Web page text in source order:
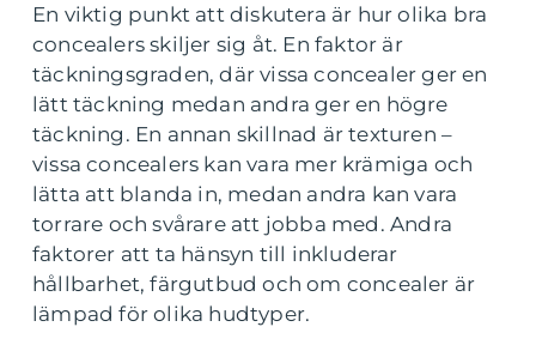
En viktig punkt att diskutera är hur olika bra
concealers skiljer sig åt. En faktor är
täckningsgraden, där vissa concealer ger en
lätt täckning medan andra ger en högre
täckning. En annan skillnad är texturen –
vissa concealers kan vara mer krämiga och
lätta att blanda in, medan andra kan vara
torrare och svårare att jobba med. Andra
faktorer att ta hänsyn till inkluderar
hållbarhet, färgutbud och om concealer är
lämpad för olika hudtyper.